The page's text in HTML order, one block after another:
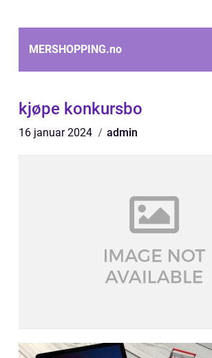
MERSHOPPING.no
kjøpe konkursbo
16 januar 2024 admin